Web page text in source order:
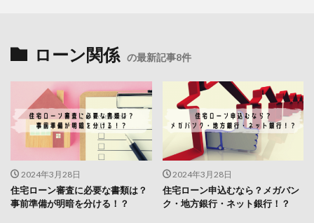
ローン関係 の最新記事8件
2024年3月28日
住宅ローン審査に必要な書類は？
事前準備が明暗を分ける！？
2024年3月28日
住宅ローン申込むなら？メガバン
ク・地方銀行・ネット銀行！？